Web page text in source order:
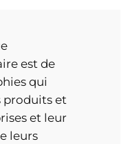
est de
qui
produits et
et leur
leurs